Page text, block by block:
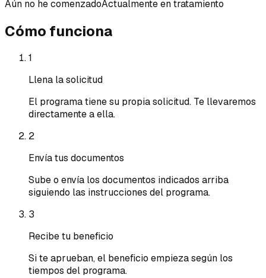
Aún no he comenzadoActualmente en tratamiento
Cómo funciona
1
Llena la solicitud
El programa tiene su propia solicitud. Te llevaremos
directamente a ella.
2
Envía tus documentos
Sube o envía los documentos indicados arriba
siguiendo las instrucciones del programa.
3
Recibe tu beneficio
Si te aprueban, el beneficio empieza según los
tiempos del programa.